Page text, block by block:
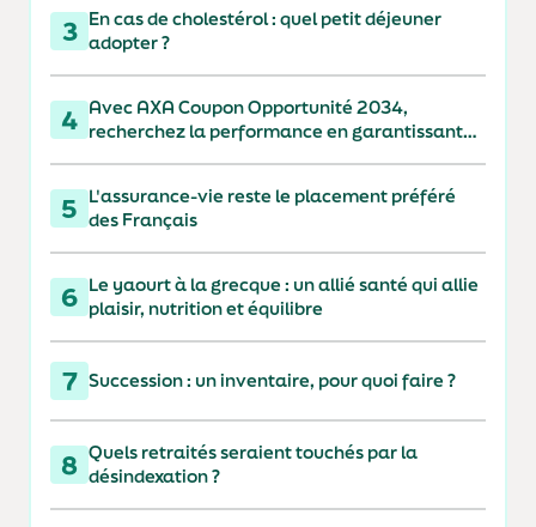
3 En cas de cholestérol : quel petit déjeuner
adopter ?
4 Avec AXA Coupon Opportunité 2034,
recherchez la performance en garantissant
5 L'assurance-vie reste le placement préféré
des Français
6 Le yaourt à la grecque : un allié santé qui allie
plaisir, nutrition et équilibre
7 Succession : un inventaire, pour quoi faire ?
8 Quels retraités seraient touchés par la
désindexation ?